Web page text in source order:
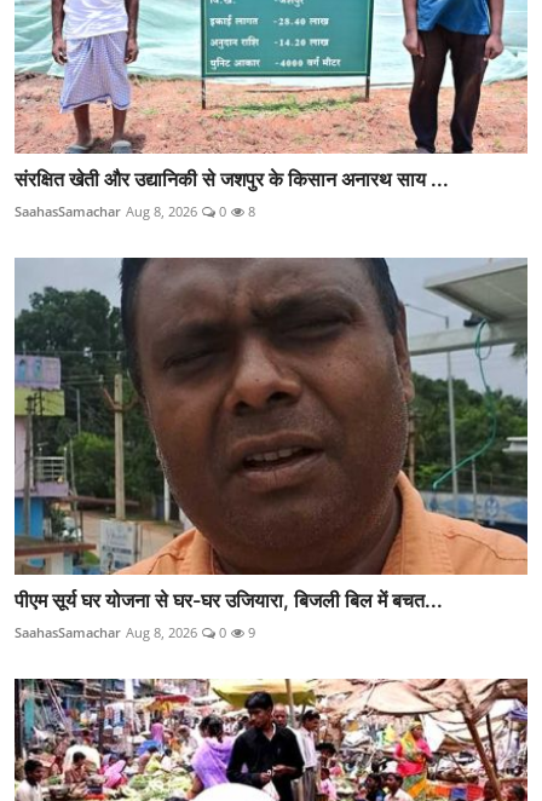
संरक्षित खेती और उद्यानिकी से जशपुर के किसान अनारथ साय ...
SaahasSamachar Aug 8, 2026 0 8
पीएम सूर्य घर योजना से घर-घर उजियारा, बिजली बिल में बचत...
SaahasSamachar Aug 8, 2026 0 9